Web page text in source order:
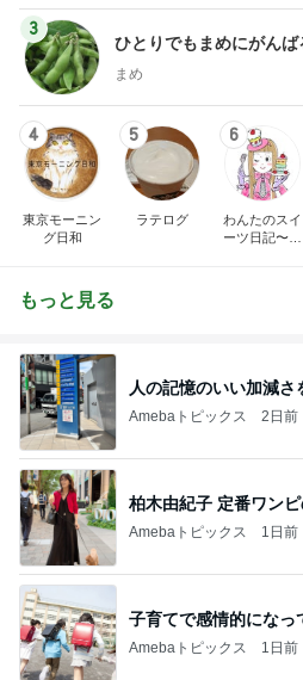
3
ひとりでもまめにがんば
まめ
4
東京モーニン
グ日和
5
ラテログ
6
わんたのスイ
ーツ日記〜小
もっと見る
人の記憶のいい加減さ
Amebaトピックス 2日前
柏木由紀子 定番ワン
Amebaトピックス 1日前
子育てで感情的になっ
Amebaトピックス 1日前